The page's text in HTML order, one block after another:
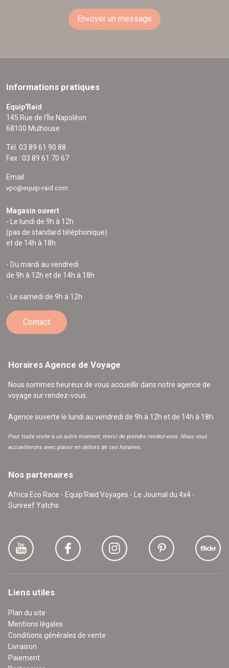
Envoyer un message
Informations pratiques
Equip'Raid
145 Rue de l'Île Napoléon
68100 Mulhouse
Tél. 03 89 61 90 88
Fax : 03 89 61 70 67
Email
vpc@equip-raid.com
Magasin ouvert
- Le lundi de 9h à 12h
(pas de standard téléphonique)
et de 14h à 18h
- Du mardi au vendredi
de 9h à 12h et de 14h à 18h
- Le samedi de 9h à 12h
Contact
Horaires Agence de Voyage
Nous sommes heureux de vous accueillir dans notre agence de
voyage sur rendez-vous.
Agence ouverte le lundi au vendredi de 9h à 12h et de 14h à 18h.
Pour toute visite à un autre moment, merci de prendre rendez-vous. Nous vous
accueillerons avec plaisir en dehors de ces horaires.
Nos partenaires
Africa Eco Race - Equip'Raid Voyages - Le Journal du 4x4 -
Sunreef Yatchs
Liens utiles
Plan du site
Mentions légales
Conditions générales de vente
Livraison
Paiement